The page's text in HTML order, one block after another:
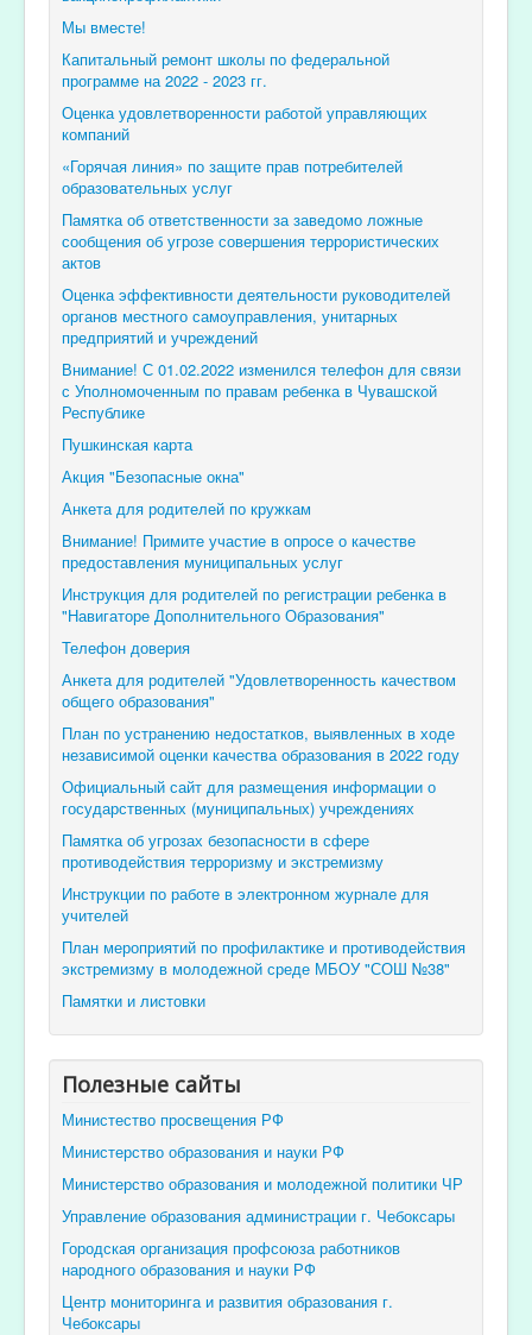
Мы вместе!
Капитальный ремонт школы по федеральной
программе на 2022 - 2023 гг.
Оценка удовлетворенности работой управляющих
компаний
«Горячая линия» по защите прав потребителей
образовательных услуг
Памятка об ответственности за заведомо ложные
сообщения об угрозе совершения террористических
актов
Оценка эффективности деятельности руководителей
органов местного самоуправления, унитарных
предприятий и учреждений
Внимание! С 01.02.2022 изменился телефон для связи
с Уполномоченным по правам ребенка в Чувашской
Республике
Пушкинская карта
Акция "Безопасные окна"
Анкета для родителей по кружкам
Внимание! Примите участие в опросе о качестве
предоставления муниципальных услуг
Инструкция для родителей по регистрации ребенка в
"Навигаторе Дополнительного Образования"
Телефон доверия
Анкета для родителей "Удовлетворенность качеством
общего образования"
План по устранению недостатков, выявленных в ходе
независимой оценки качества образования в 2022 году
Официальный сайт для размещения информации о
государственных (муниципальных) учреждениях
Памятка об угрозах безопасности в сфере
противодействия терроризму и экстремизму
Инструкции по работе в электронном журнале для
учителей
План мероприятий по профилактике и противодействия
экстремизму в молодежной среде МБОУ "СОШ №38"
Памятки и листовки
Полезные сайты
Министество просвещения РФ
Министерство образования и науки РФ
Министерство образования и молодежной политики ЧР
Управление образования администрации г. Чебоксары
Городская организация профсоюза работников
народного образования и науки РФ
Центр мониторинга и развития образования г.
Чебоксары